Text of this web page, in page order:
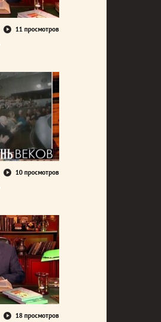
11 просмотров
10 просмотров
18 просмотров